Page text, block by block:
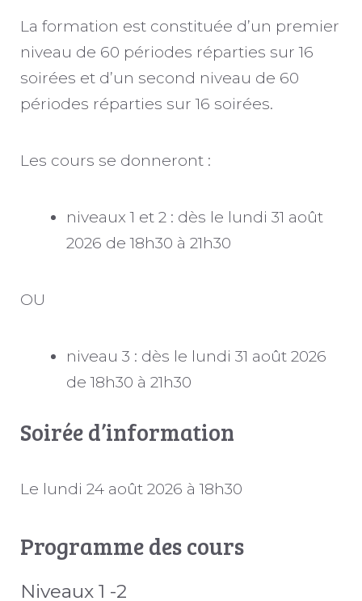
La formation est constituée d’un premier
niveau de 60 périodes réparties sur 16
soirées et d’un second niveau de 60
périodes réparties sur 16 soirées.
Les cours se donneront :
niveaux 1 et 2 : dès le lundi 31 août
2026 de 18h30 à 21h30
OU
niveau 3 : dès le lundi 31 août 2026
de 18h30 à 21h30
Soirée d’information
Le lundi 24 août 2026 à 18h30
Programme des cours
Niveaux 1 -2